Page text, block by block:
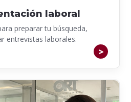
laboral
preparar tu búsqueda,
entrevistas laborales.